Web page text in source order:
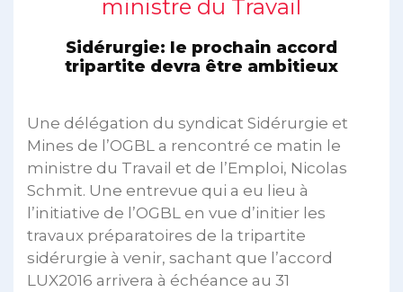
ministre du Travail
Sidérurgie: le prochain accord
tripartite devra être ambitieux
Une délégation du syndicat Sidérurgie et
Mines de l’OGBL a rencontré ce matin le
ministre du Travail et de l’Emploi, Nicolas
Schmit. Une entrevue qui a eu lieu à
l’initiative de l’OGBL en vue d’initier les
travaux préparatoires de la tripartite
sidérurgie à venir, sachant que l’accord
LUX2016 arrivera à échéance au 31